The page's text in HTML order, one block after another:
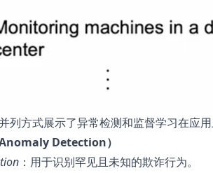
列方式展示了异常检测和监督学习在应用
Detection）
：用于识别罕见且未知的欺诈行为。